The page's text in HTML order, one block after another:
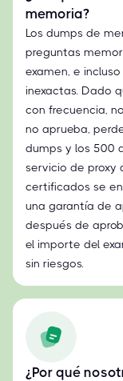
memoria?
Los dumps de
preguntas
examen, e
inexactas. Dado
con frecuencia,
no aprueba,
dumps y los 500
servicio de proxy
certificados se
una garantía de
después de
el importe del
sin riesgos.
¿Por qué